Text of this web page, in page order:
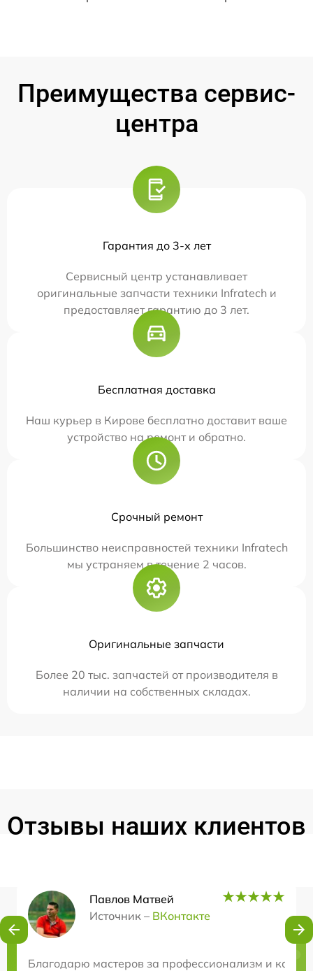
Преимущества сервис-
центра
Гарантия до 3-х лет
Сервисный центр устанавливает
оригинальные запчасти техники Infratech и
предоставляет гарантию до 3 лет.
Бесплатная доставка
Наш курьер в Кирове бесплатно доставит ваше
устройство на ремонт и обратно.
Срочный ремонт
Большинство неисправностей техники Infratech
мы устраняем в течение 2 часов.
Оригинальные запчасти
Более 20 тыс. запчастей от производителя в
наличии на собственных складах.
Отзывы наших клиентов
Павлов Матвей
Источник – ВКонтакте
Благодарю мастеров за профессионализм и
Нужна консультация?